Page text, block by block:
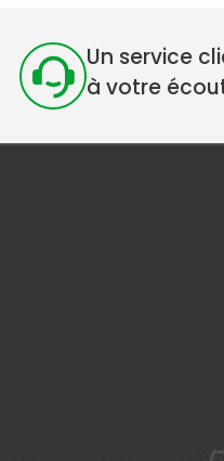
Un service
à votre